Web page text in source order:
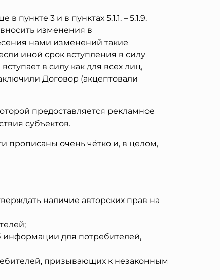
3 и в пунктах 5.1.1. – 5.1.9.
изменения в
нами изменений такие
иной срок вступления в силу
в силу как для всех лиц,
Договор (акцептовали
предоставляется рекламное
субъектов.
прописаны очень чётко и, в целом,
наличие авторских прав на
информации для потребителей,
призывающих к незаконным